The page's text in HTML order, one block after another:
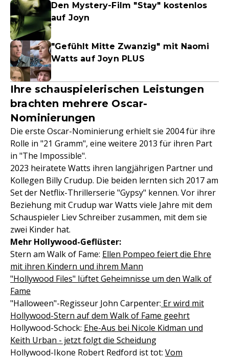
Den Mystery-Film "Stay" kostenlos
auf Joyn
"Gefühlt Mitte Zwanzig" mit Naomi
Watts auf Joyn PLUS
Ihre schauspielerischen Leistungen
brachten mehrere Oscar-
Nominierungen
Die erste Oscar-Nominierung erhielt sie 2004 für ihre
Rolle in "21 Gramm", eine weitere 2013 für ihren Part
in "The Impossible".
2023 heiratete Watts ihren langjährigen Partner und
Kollegen Billy Crudup. Die beiden lernten sich 2017 am
Set der Netflix-Thrillerserie "Gypsy" kennen. Vor ihrer
Beziehung mit Crudup war Watts viele Jahre mit dem
Schauspieler Liev Schreiber zusammen, mit dem sie
zwei Kinder hat.
Mehr Hollywood-Geflüster:
Stern am Walk of Fame: Ellen Pompeo feiert die Ehre
mit ihren Kindern und ihrem Mann
"Hollywood Files" lüftet Geheimnisse um den Walk of
Fame
"Halloween"-Regisseur John Carpenter: Er wird mit
Hollywood-Stern auf dem Walk of Fame geehrt
Hollywood-Schock: Ehe-Aus bei Nicole Kidman und
Keith Urban - jetzt folgt die Scheidung
Hollywood-Ikone Robert Redford ist tot: Vom